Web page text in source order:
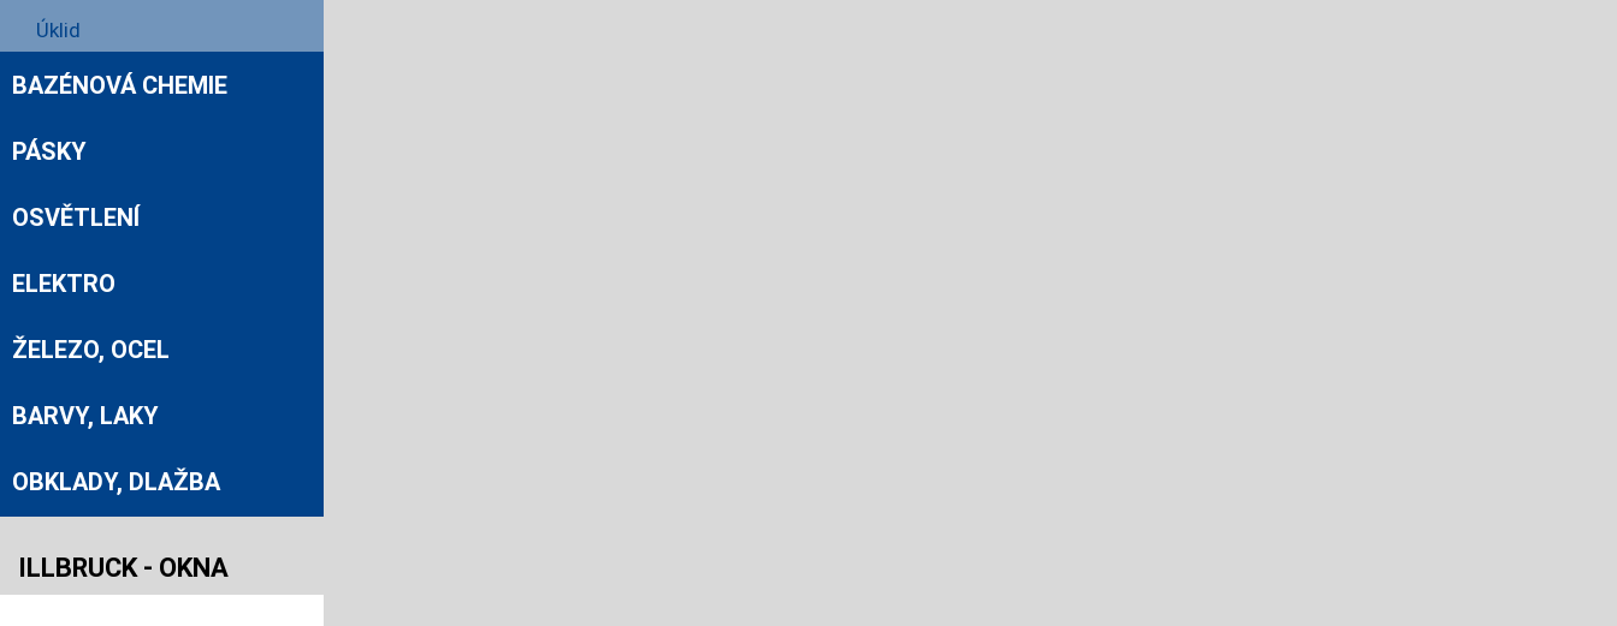
Úklid
BAZÉNOVÁ CHEMIE
PÁSKY
OSVĚTLENÍ
ELEKTRO
ŽELEZO, OCEL
BARVY, LAKY
OBKLADY, DLAŽBA
ILLBRUCK - OKNA